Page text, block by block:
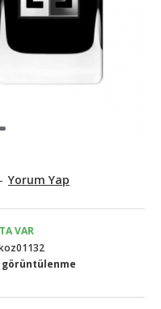
- Yorum Yap
VAR
görüntülenme